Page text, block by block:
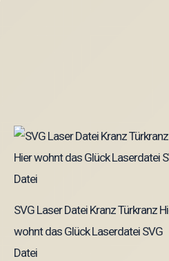
SVG Laser Datei Kranz Türkranz
wohnt das Glück Laserdatei SVG
Datei